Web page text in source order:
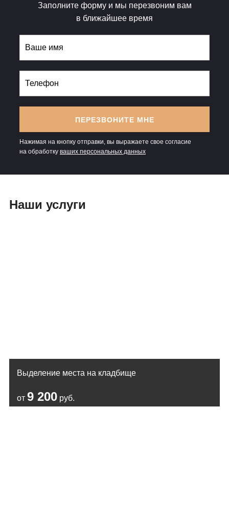
Заполните форму и мы перезвоним вам
в ближайшее время
ПЕРЕЗВОНИТЕ МНЕ
Нажимая на кнопку отправки, вы выражаете свое согласие
на обработку ваших персональных данных
Наши услуги
Выделение места на кладбище
от 9 200 руб.